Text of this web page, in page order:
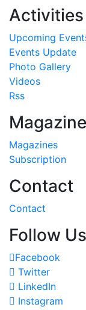
Activities
Upcoming
Events Update
Photo Gallery
Videos
Rss
Magazines
Subscription
Contact
Contact
Follow Us
Facebook
Twitter
LinkedIn
Instagram